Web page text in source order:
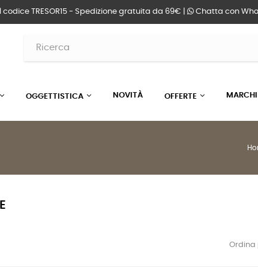
codice TRESOR15 - Spedizione gratuita da 69€ | Chatta con
OGGETTISTICA NOVITÀ OFFERTE MARCHI
Ordina